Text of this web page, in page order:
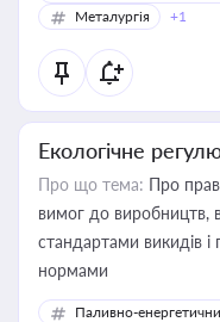
Металургія
+1
Екологічне
Про що тема: Про
вимог до виробництв,
стандартами викидів і
нормами
Паливно-